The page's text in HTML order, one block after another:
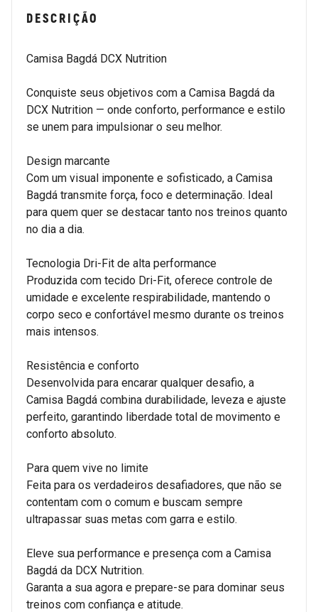
DESCRIÇÃO
Camisa Bagdá DCX Nutrition
Conquiste seus objetivos com a Camisa Bagdá da
DCX Nutrition — onde conforto, performance e estilo
se unem para impulsionar o seu melhor.
Design marcante
Com um visual imponente e sofisticado, a Camisa
Bagdá transmite força, foco e determinação. Ideal
para quem quer se destacar tanto nos treinos quanto
no dia a dia.
Tecnologia Dri-Fit de alta performance
Produzida com tecido Dri-Fit, oferece controle de
umidade e excelente respirabilidade, mantendo o
corpo seco e confortável mesmo durante os treinos
mais intensos.
Resistência e conforto
Desenvolvida para encarar qualquer desafio, a
Camisa Bagdá combina durabilidade, leveza e ajuste
perfeito, garantindo liberdade total de movimento e
conforto absoluto.
Para quem vive no limite
Feita para os verdadeiros desafiadores, que não se
contentam com o comum e buscam sempre
ultrapassar suas metas com garra e estilo.
Eleve sua performance e presença com a Camisa
Bagdá da DCX Nutrition.
Garanta a sua agora e prepare-se para dominar seus
treinos com confiança e atitude.